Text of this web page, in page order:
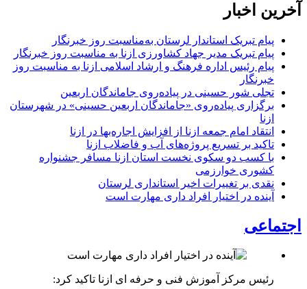
آخرین اخبار
پیام تبریک استاندار لرستان به‌مناسبت روز خبرنگار
پیام تبریک مدیر جهاد کشاورزی ازنا به مناسبت روز خبرنگار
پیام رئیس اداره فرهنگ و ارشاد اسلامی ازنا به مناسبت روز
خبرنگار
تجلی شور حسینی در پیاده‌روی جاماندگان اربعین
برگزاری پیاده‌روی «جاماندگان اربعین حسینی» در شهرستان
ازنا
انتقاد امام جمعه ازنا از افزایش اجاره‌بها در ازنا
تاکید بر تسریع پروژه‌های آب و فاضلاب ازنا
با کسب دو سکوی نخست استان ازنا مسافر جشنواره
کشوری خوارزمی
نقدی بر تغییرات اخیر استانداری لرستان
آینده در اختیار افراد داری مهارت است
اجتماعی
رئیس مرکز آموزش فنی و حرفه ای ازنا تاکید کرد: